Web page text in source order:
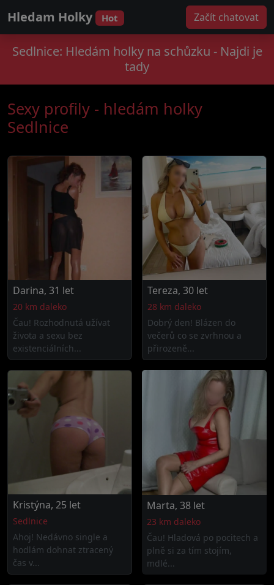
Hledam Holky Hot Začít chatovat
Sedlnice: Hledám holky na schůzku - Najdi je
tady
Sexy profily - hledám holky
Sedlnice
Darina, 31 let
20 km daleko
Čau! Rozhodnutá užívat
života a sexu bez
existenciálních...
Tereza, 30 let
28 km daleko
Dobrý den! Blázen do
večerů co se zvrhnou a
přirozeně...
Kristýna, 25 let
Sedlnice
Ahoj! Nedávno single a
hodlám dohnat ztracený
čas v...
Marta, 38 let
23 km daleko
Čau! Hladová po pocitech a
plně si za tím stojím,
mdlé...